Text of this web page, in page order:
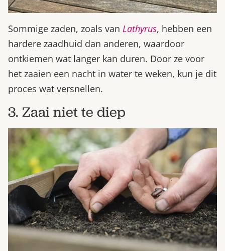
Sommige zaden, zoals van Lathyrus, hebben een
hardere zaadhuid dan anderen, waardoor
ontkiemen wat langer kan duren. Door ze voor
het zaaien een nacht in water te weken, kun je dit
proces wat versnellen.
3. Zaai niet te diep